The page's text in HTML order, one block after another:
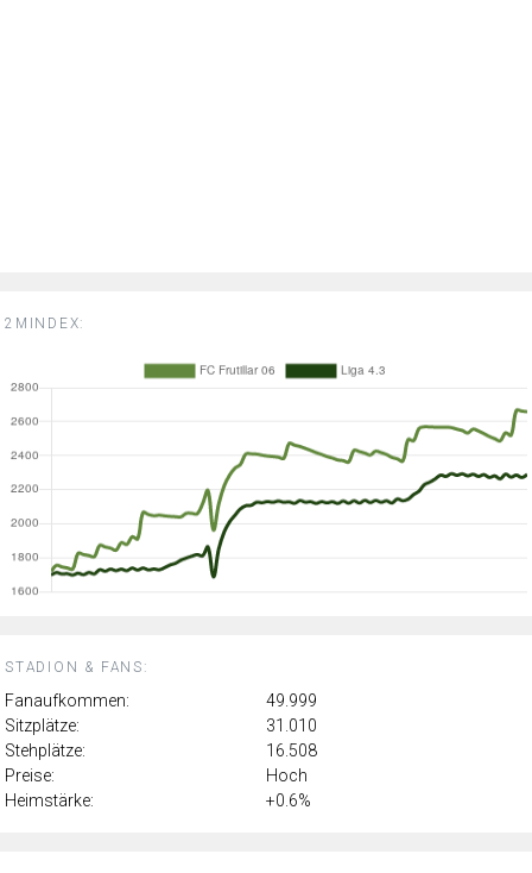
2MINDEX:
STADION & FANS:
Fanaufkommen:
49.999
Sitzplätze:
31.010
Stehplätze:
16.508
Preise:
Hoch
Heimstärke:
+0.6%